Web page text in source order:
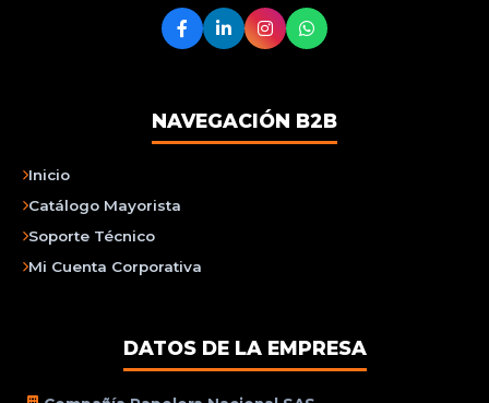
NAVEGACIÓN B2B
Inicio
Catálogo Mayorista
Soporte Técnico
Mi Cuenta Corporativa
DATOS DE LA EMPRESA